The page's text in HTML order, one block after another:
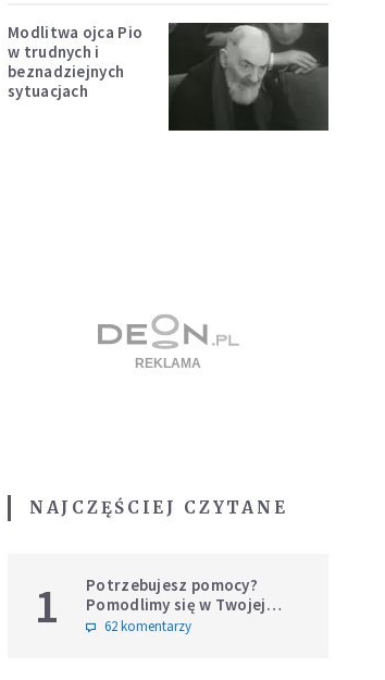
Modlitwa ojca Pio
w trudnych i
beznadziejnych
sytuacjach
NAJCZĘŚCIEJ CZYTANE
1
Potrzebujesz pomocy?
Pomodlimy się w Twojej
intencji
62 komentarzy